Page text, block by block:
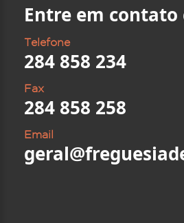
Entre em contato
Telefone
284 858 234
Fax
284 858 258
Email